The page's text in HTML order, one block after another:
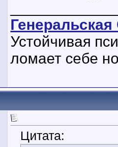
Устойчивая
ломает себе
Цитата: